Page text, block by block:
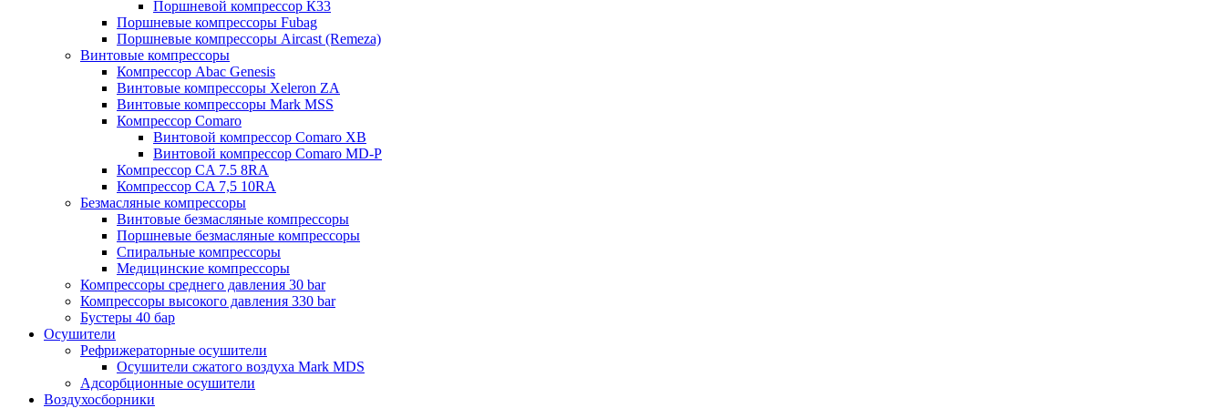
Поршневой компрессор К33
Поршневые компрессоры Fubag
Поршневые компрессоры Aircast (Remeza)
Винтовые компрессоры
Компрессор Abac Genesis
Винтовые компрессоры Xeleron ZA
Винтовые компрессоры Mark MSS
Компрессор Comaro
Винтовой компрессор Comaro XB
Винтовой компрессор Comaro MD-P
Компрессор CA 7.5 8RA
Компрессор CA 7,5 10RA
Безмасляные компрессоры
Винтовые безмасляные компрессоры
Поршневые безмасляные компрессоры
Спиральные компрессоры
Медицинские компрессоры
Компрессоры среднего давления 30 bar
Компрессоры высокого давления 330 bar
Бустеры 40 бар
Осушители
Рефрижераторные осушители
Осушители сжатого воздуха Mark MDS
Адсорбционные осушители
Воздухосборники